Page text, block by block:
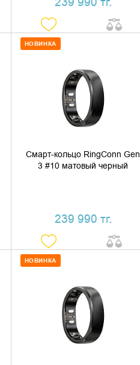
Смарт-кольцо RingConn Gen
3 #10 матовый черный
239 990 тг.
НОВИНКА
ДОБАВИТЬ В КОРЗИНУ
КУПИТЬ В 1 КЛИК
НОВИНКА
ДОБАВИТЬ В КОРЗИНУ
КУПИТЬ В 1 КЛИК